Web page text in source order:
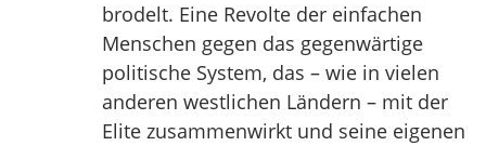
brodelt. Eine Revolte der einfachen
Menschen gegen das gegenwärtige
politische System, das – wie in vielen
anderen westlichen Ländern – mit der
Elite zusammenwirkt und seine eigenen